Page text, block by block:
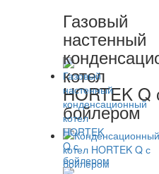
Газовый
настенный
котел
HORTEK Q
бойлером